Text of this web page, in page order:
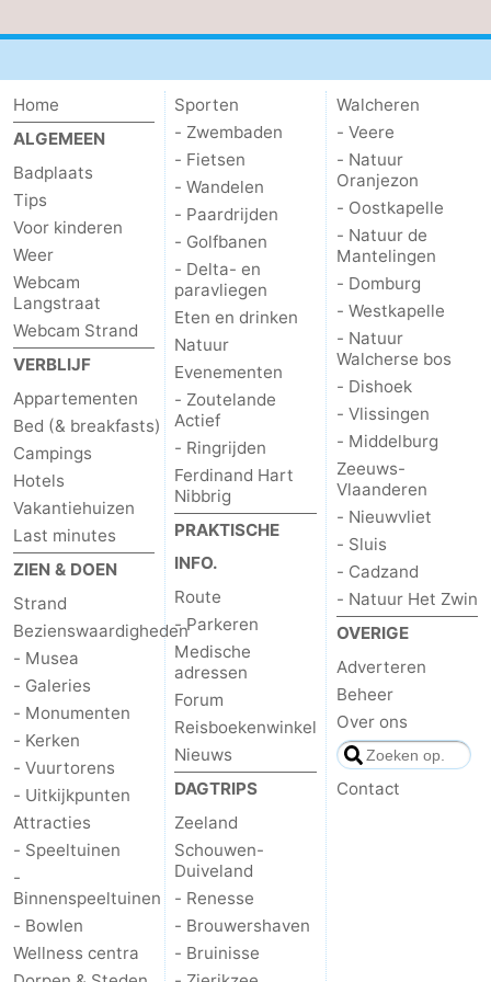
Zeeland
Schouwen-
Duiveland
-
Renesse
-
Brouwershaven
-
Bruinisse
-
Zierikzee
-
Oosterschelde
Burgh
Haamstede
-
Natuur
Kop
van
Schouwen
Walcheren
-
Veere
-
Natuur
Oranjezon
-
Oostkapelle
Natuur
de
Mantelingen
Domburg
-
Westkapelle
-
Natuur
Walcherse
bos
-
Dishoek
-
Vlissingen
-
Home
ALGEMEEN
Badplaats
Tips
Voor kinderen
Weer
Webcam
Langstraat
Webcam Strand
VERBLIJF
Appartementen
Bed (& breakfasts)
Campings
Hotels
Vakantiehuizen
Last minutes
ZIEN & DOEN
Strand
Bezienswaardigheden
- Musea
- Galeries
- Monumenten
- Kerken
- Vuurtorens
- Uitkijkpunten
Attracties
- Speeltuinen
-
Binnenspeeltuinen
- Bowlen
Wellness centra
Sporten
- Zwembaden
- Fietsen
- Wandelen
- Paardrijden
- Golfbanen
- Delta- en
paravliegen
Eten en drinken
Natuur
Evenementen
- Zoutelande
Actief
- Ringrijden
Ferdinand Hart
Nibbrig
PRAKTISCHE
INFO.
Route
- Parkeren
Medische
adressen
Forum
Reisboekenwinkel
Nieuws
DAGTRIPS
Zeeland
Schouwen-
Duiveland
- Renesse
- Brouwershaven
- Bruinisse
Walcheren
- Veere
- Natuur
Oranjezon
- Oostkapelle
- Natuur de
Mantelingen
- Domburg
- Westkapelle
- Natuur
Walcherse bos
- Dishoek
- Vlissingen
- Middelburg
Zeeuws-
Vlaanderen
- Nieuwvliet
- Sluis
- Cadzand
- Natuur Het Zwin
OVERIGE
Adverteren
Beheer
Over ons
Contact